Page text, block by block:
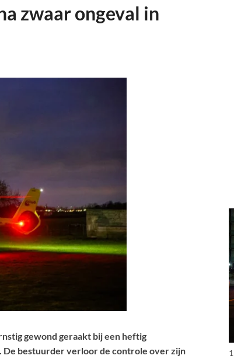
zwaar ongeval in
gewond geraakt bij een heftig
bestuurder verloor de controle over zijn